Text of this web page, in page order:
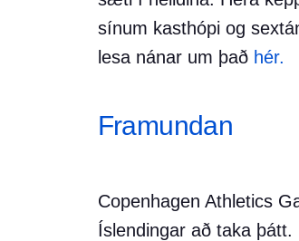
sínum kasthópi og
lesa nánar um það hér.
Framundan
Copenhagen Athletics
Íslendingar að taka